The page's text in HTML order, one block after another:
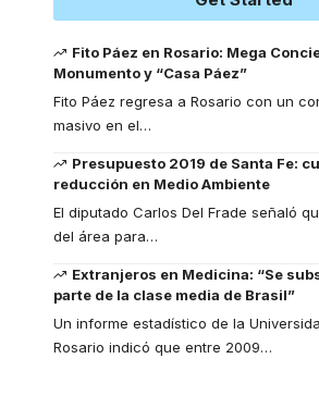
Fito Páez en Rosario: Mega
Monumento y “Casa Páez”
Fito Páez regresa a Rosario con un
masivo en el…
Presupuesto 2019 de Santa Fe:
reducción en Medio Ambiente
El diputado Carlos Del Frade señaló
del área para…
Extranjeros en Medicina: “Se
parte de la clase media de Brasil”
Un informe estadístico de la
Rosario indicó que entre 2009…